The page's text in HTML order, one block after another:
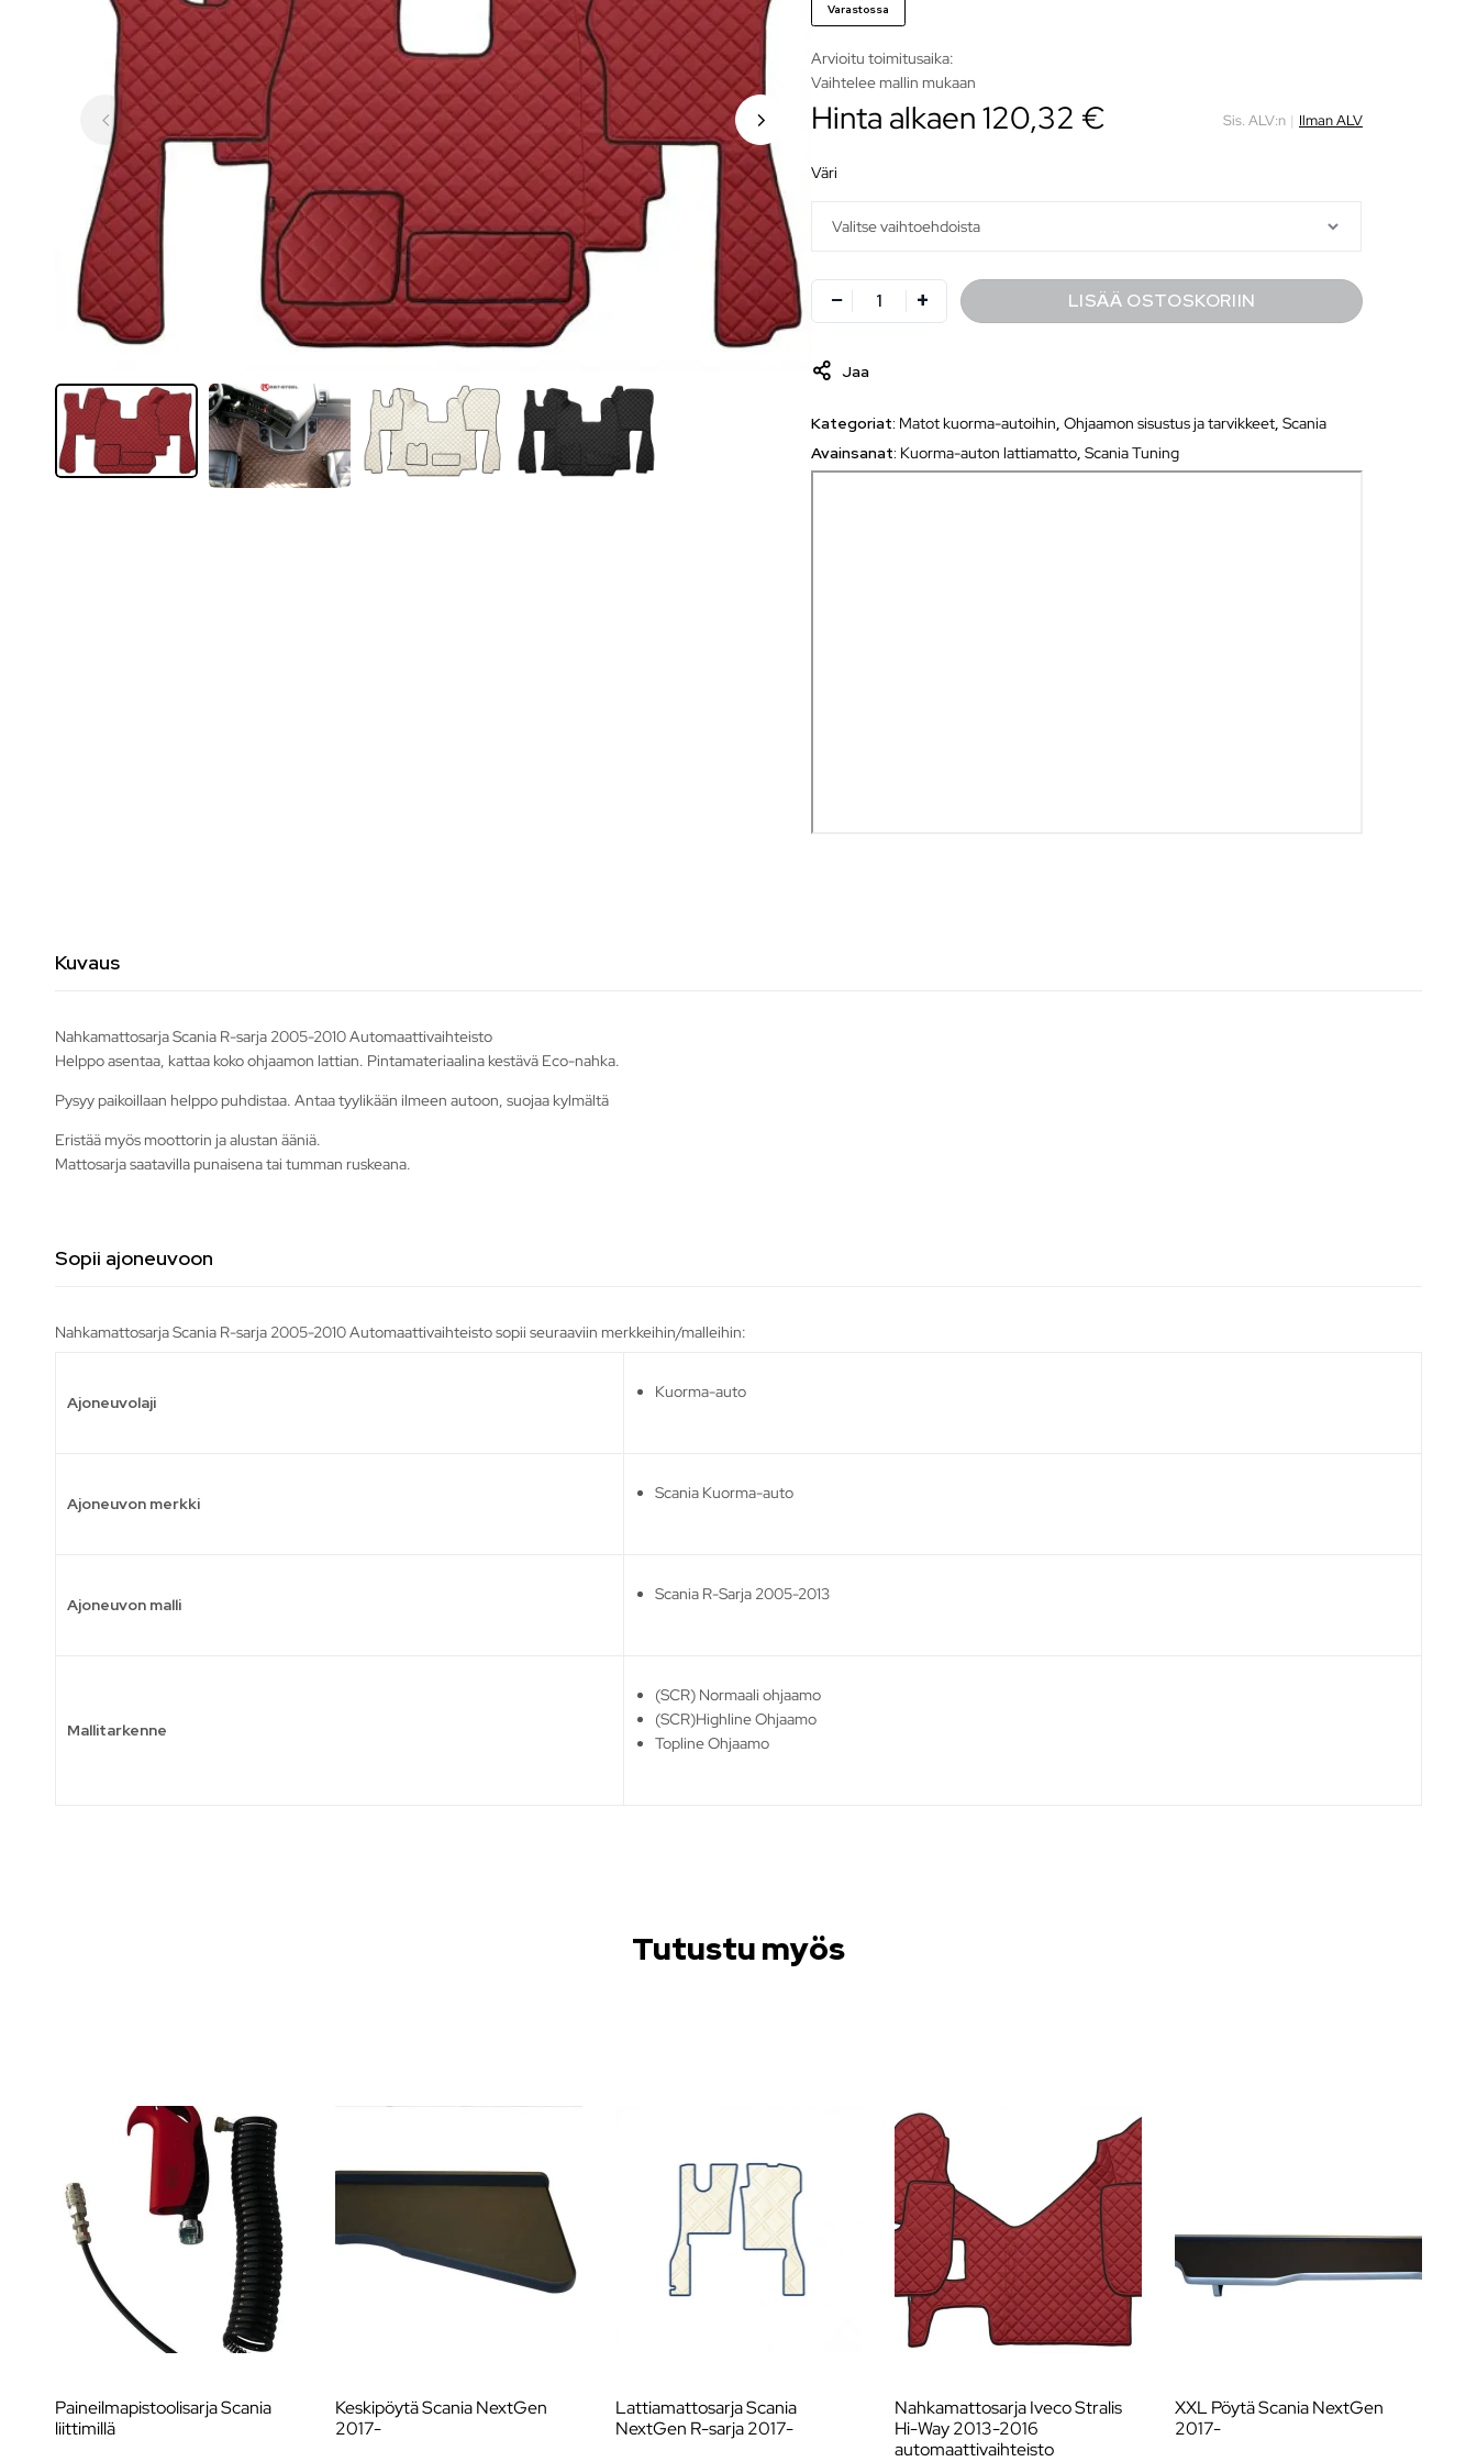
Varastossa
Arvioitu toimitusaika:
Vaihtelee mallin mukaan
Hinta alkaen 120,32 € Sis. ALV:n | Ilman ALV
väri
LISÄÄ OSTOSKORIIN
Jaa
Kategoriat: Matot kuorma-autoihin ,Ohjaamon sisustus ja tarvikkeet ,Scania
Avainsanat: Kuorma-auton lattiamatto ,Scania Tuning
Kuvaus
Nahkamattosarja Scania R-sarja 2005-2010 Automaattivaihteisto
Helppo asentaa, kattaa koko ohjaamon lattian. Pintamateriaalina kestävä Eco-nahka.
Pysyy paikoillaan helppo puhdistaa. Antaa tyylikään ilmeen autoon, suojaa kylmältä
Eristää myös moottorin ja alustan ääniä.
Mattosarja saatavilla punaisena tai tumman ruskeana.
Sopii ajoneuvoon
Nahkamattosarja Scania R-sarja 2005-2010 Automaattivaihteisto sopii seuraaviin merkkeihin/malleihin:
Ajoneuvolaji
Kuorma-auto
Ajoneuvon merkki
Scania Kuorma-auto
Ajoneuvon malli
Scania R-Sarja 2005-2013
Mallitarkenne
(SCR) Normaali ohjaamo
(SCR)Highline Ohjaamo
Topline Ohjaamo
Tutustu myös
Paineilmapistoolisarja Scania
liittimillä
Keskipöytä Scania NextGen
2017-
Lattiamattosarja Scania
NextGen R-sarja 2017-
Nahkamattosarja Iveco Stralis
Hi-Way 2013-2016
automaattivaihteisto
XXL Pöytä Scania NextGen
2017-